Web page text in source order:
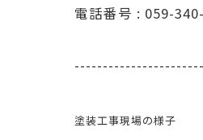
電話番号 : 059-
塗装工事現場の様子